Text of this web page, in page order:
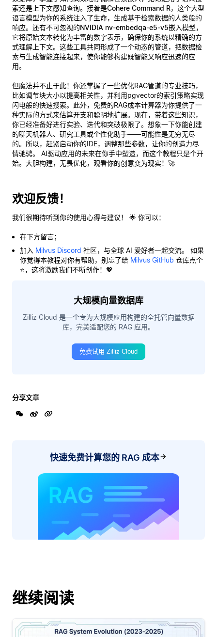
索还是上下文感知查询。接着是Cohere Command R，这个大型
语言模型为你的系统注入了生命，生成基于检索数据的人类般的
响应。还有不可忽视的NVIDIA nv-embedqa-e5-v5嵌入模型，
它将原始文本转化为丰富的数字表示，确保你的系统以精确的方
式理解上下文。这些工具共同形成了一个动态的管道，把数据检
索与生成智能连接起来，使你能够构建既智能又响应迅速的应
用。
但魔法并不止于此！你还掌握了一些优化RAG管道的专业技巧，
比如调节块大小以提高相关性，并利用pgvector的索引策略实现
闪电般的快速搜索。此外，免费的RAG成本计算器为你提供了一
种实际的方式来估算开支和聪明地扩展。现在，带着这些知识，
你已经准备好进行实验、迭代和突破极限了。想象一下你能创建
的聊天机器人、研究工具或个性化助手——可能性是无穷无尽
的。所以，赶紧启动你的IDE，调整那些参数，让你的创造力尽
情驰骋。 AI驱动应用的未来在你手中塑造，而这个教程只是个开
始。大胆构建，无畏优化，观看你的创意变为现实！🚀
欢迎反馈！
我们很期待听到你的使用心得与建议！ 🌟 你可以：
在下方留言；
加入 Milvus Discord 社区，与全球 AI 爱好者一起交流。 如果
你觉得本教程对你有帮助，别忘了给 Milvus GitHub 仓库点个
⭐，这将激励我们不断创作！💖
大规模向量数据库
Zilliz Cloud 是一个专为大规模应用构建的全托管向量数据
库，完美适配您的 RAG 应用。
免费试用 Zilliz Cloud
分享文章
快速免费计算您的 RAG 成本
继续阅读